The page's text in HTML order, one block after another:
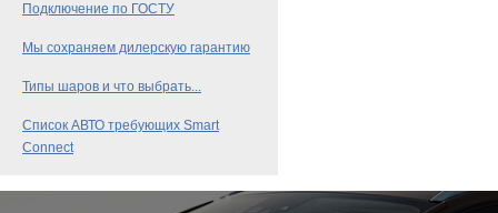
Подключение по ГОСТУ
Мы сохраняем дилерскую гарантию
Типы шаров и что выбрать...
Список АВТО требующих Smart
Connect